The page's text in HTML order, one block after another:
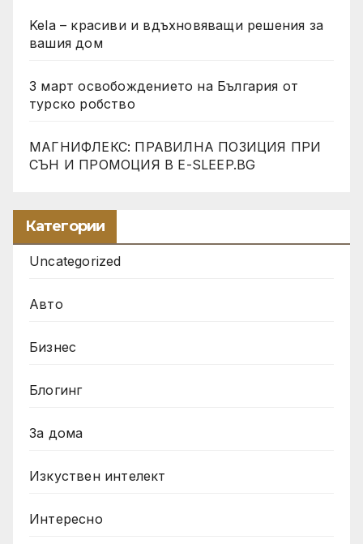
Kela – красиви и вдъхновяващи решения за
вашия дом
3 март освобождението на България от
турско робство
МАГНИФЛЕКС: ПРАВИЛНА ПОЗИЦИЯ ПРИ
СЪН И ПРОМОЦИЯ В Е-SLEEP.BG
Категории
Uncategorized
Авто
Бизнес
Блогинг
За дома
Изкуствен интелект
Интересно